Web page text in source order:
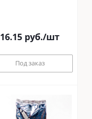
16.15 руб./шт
Под заказ